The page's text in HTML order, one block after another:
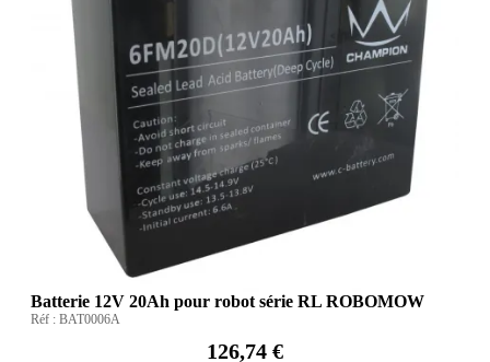
Batterie 12V 20Ah pour robot série RL ROBOMOW
Réf : BAT0006A
126,74 €